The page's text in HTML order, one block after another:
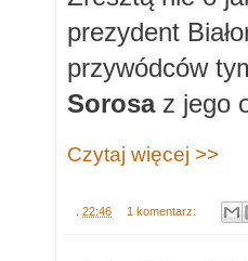
prezydent
przywódców
Sorosaz jego
Czytaj więcej >>
22:46 1 komentarz: